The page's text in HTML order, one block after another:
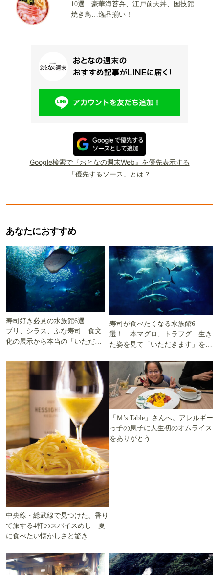
10選 豪華海苔弁、江戸前天丼、国技館
焼き鳥…逸品揃い！
Google検索で『おとなの週末Web』を優先表示する
「優先するソース」とは？
あなたにおすすめ
寿司好き必見の水族館6選！
ブリ、シラス、ふな寿司…食文
化の展示から本当の「いただき
寿司が食べたくなる水族館6
選！ 本マグロ、トラフグ…生き
た姿を見て「いただきます」を考
中央線・総武線で見つけた、香り
で旅する4軒のスパイスめし 夏
に食べたい懐かしさと驚き
「Ｍ’s Table」さんへ。アレルギー
っ子の息子に人生初のオムライス
をありがとう